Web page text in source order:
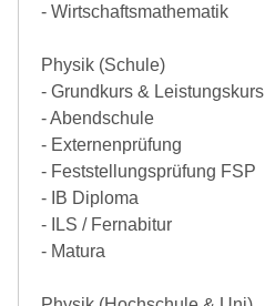
- Wirtschaftsmathematik
Physik (Schule)
- Grundkurs & Leistungskurs
- Abendschule
- Externenprüfung
- Feststellungsprüfung FSP
- IB Diploma
- ILS / Fernabitur
- Matura